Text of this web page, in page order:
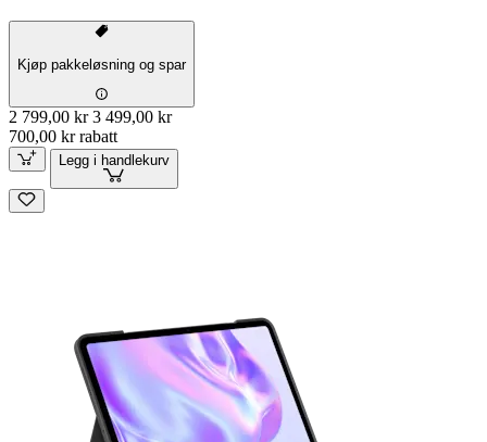
Kjøp pakkeløsning og spar
2 799,00 kr 3 499,00 kr
700,00 kr rabatt
Legg i handlekurv